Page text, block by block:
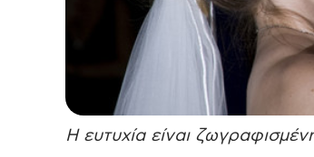
Η ευτυχία είναι